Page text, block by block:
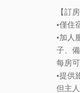
【訂
•僅住
•加人
子、
每房
•提供
但主